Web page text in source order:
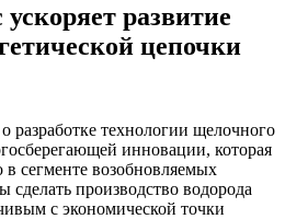
развитие
цепочки
разработке технологии щелочного
инновации, которая
в сегменте возобновляемых
сделать производство водорода
с экономической точки